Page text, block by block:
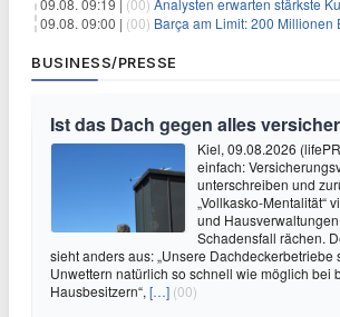
09.08. 09:19 | (00) Analysten erwarten stärkste Kursumkehr für XRP,
09.08. 09:00 | (00) Barça am Limit: 200 Millionen Euro in zwei Stunden – warum
BUSINESS/PRESSE
Ist das Dach gegen alles
Kiel, 09.08.2026
einfach:
unterschreiben und
„Vollkasko-Mentalität“
und
Schadensfall rächen.
sieht anders aus: „Unsere Dachdeckerbetriebe
Unwettern natürlich so schnell wie möglich bei
Hausbesitzern“, […] (00)